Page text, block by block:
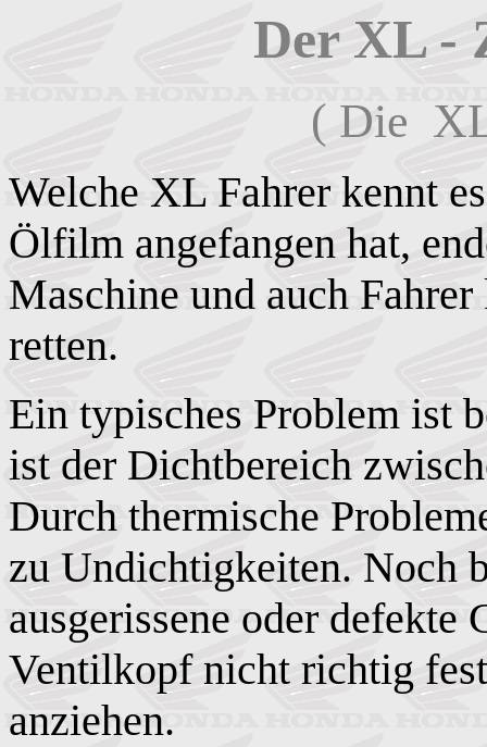
Der XL -
( Die
Welche XL Fahrer kennt
Ölfilm angefangen hat,
Maschine und auch
retten.
Ein typisches Problem ist
ist der Dichtbereich
Durch thermische
zu Undichtigkeiten. Noch
ausgerissene oder defekte
Ventilkopf nicht richtig
anziehen.